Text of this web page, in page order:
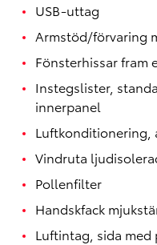
USB-uttag
Armstöd/förvaring
Fönsterhissar fram
Instegslister,
innerpanel
Luftkonditionering,
Vindruta
Pollenfilter
Handskfack
Luftintag, sida